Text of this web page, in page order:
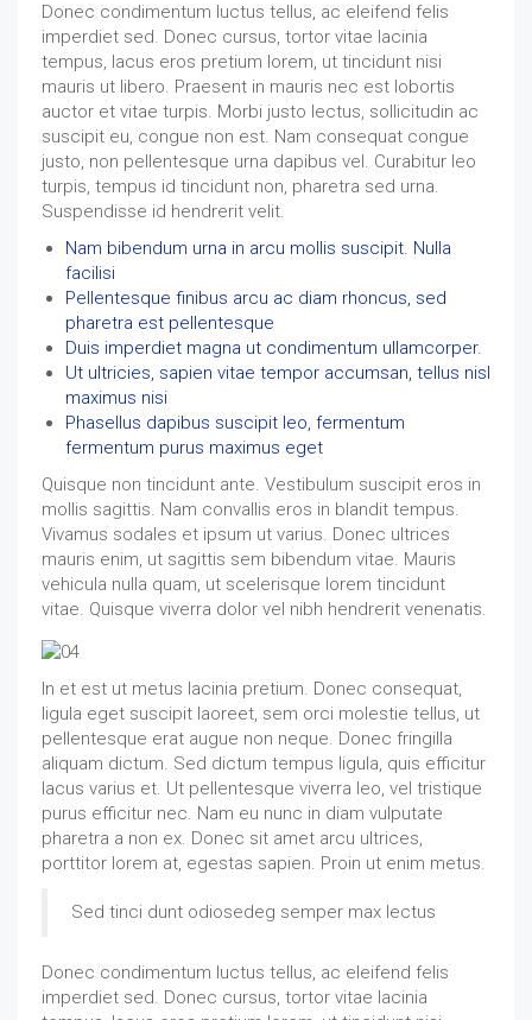
Donec condimentum luctus tellus, ac eleifend felis
imperdiet sed. Donec cursus, tortor vitae lacinia
tempus, lacus eros pretium lorem, ut tincidunt nisi
mauris ut libero. Praesent in mauris nec est lobortis
auctor et vitae turpis. Morbi justo lectus, sollicitudin ac
suscipit eu, congue non est. Nam consequat congue
justo, non pellentesque urna dapibus vel. Curabitur leo
turpis, tempus id tincidunt non, pharetra sed urna.
Suspendisse id hendrerit velit.
Nam bibendum urna in arcu mollis suscipit. Nulla
facilisi
Pellentesque finibus arcu ac diam rhoncus, sed
pharetra est pellentesque
Duis imperdiet magna ut condimentum ullamcorper.
Ut ultricies, sapien vitae tempor accumsan, tellus nisl
maximus nisi
Phasellus dapibus suscipit leo, fermentum
fermentum purus maximus eget
Quisque non tincidunt ante. Vestibulum suscipit eros in
mollis sagittis. Nam convallis eros in blandit tempus.
Vivamus sodales et ipsum ut varius. Donec ultrices
mauris enim, ut sagittis sem bibendum vitae. Mauris
vehicula nulla quam, ut scelerisque lorem tincidunt
vitae. Quisque viverra dolor vel nibh hendrerit venenatis.
In et est ut metus lacinia pretium. Donec consequat,
ligula eget suscipit laoreet, sem orci molestie tellus, ut
pellentesque erat augue non neque. Donec fringilla
aliquam dictum. Sed dictum tempus ligula, quis efficitur
lacus varius et. Ut pellentesque viverra leo, vel tristique
purus efficitur nec. Nam eu nunc in diam vulputate
pharetra a non ex. Donec sit amet arcu ultrices,
porttitor lorem at, egestas sapien. Proin ut enim metus.
Sed tinci dunt odiosedeg semper max lectus
Donec condimentum luctus tellus, ac eleifend felis
imperdiet sed. Donec cursus, tortor vitae lacinia